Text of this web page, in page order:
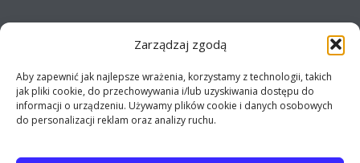
Zarządzaj zgodą
Aby zapewnić jak najlepsze wrażenia, korzystamy z technologii, takich
jak pliki cookie, do przechowywania i/lub uzyskiwania dostępu do
informacji o urządzeniu. Używamy plików cookie i danych osobowych
do personalizacji reklam oraz analizy ruchu.